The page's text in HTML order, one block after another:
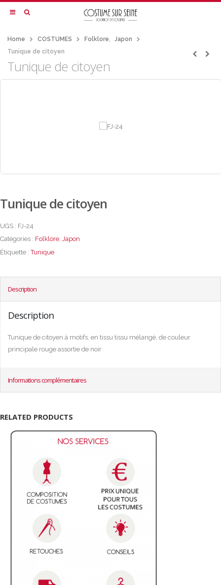
Home COSTUMES Folklore,
Japon
Tunique de citoyen
Tunique de citoyen
Tunique de citoyen
UGS : FJ-24
Catégories : Folklore, Japon
Étiquette :Tunique
Description
Description
Tunique de citoyen à motifs, en tissu tissu mélangé, de couleur
principale rouge assortie de noir
Informations complémentaires
RELATED PRODUCTS